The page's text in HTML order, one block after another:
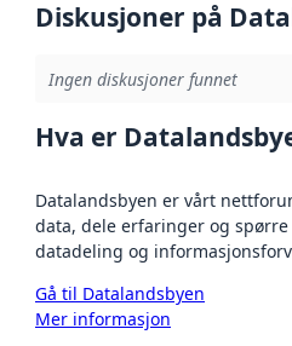
Diskusjoner på
Ingen diskusjoner funnet
Hva er
Datalandsbyen er vårt
data, dele erfaringer og
datadeling og
Gå til Datalandsbyen
Mer informasjon